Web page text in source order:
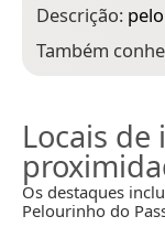
Descrição:
Também
Locais de
Os destaques
Pelourinho do